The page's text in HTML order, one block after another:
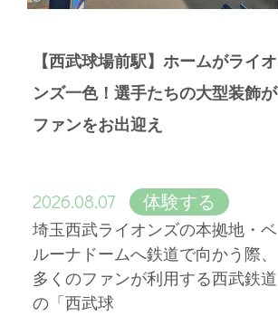
【西武球場前駅】ホームがライオ
ンズ一色！選手たちの大型装飾が
ファンをお出迎え
2026.08.07 体験する
埼玉西武ライオンズの本拠地・ベ
ルーナドームへ鉄道で向かう際、
多くのファンが利用する西武鉄道
の「西武球